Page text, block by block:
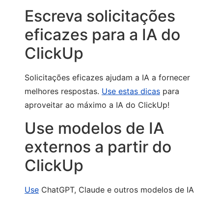
Escreva solicitações
eficazes para a IA do
ClickUp
Solicitações eficazes ajudam a IA a fornecer
melhores respostas. Use estas dicas para
aproveitar ao máximo a IA do ClickUp!
Use modelos de IA
externos a partir do
ClickUp
Use ChatGPT, Claude e outros modelos de IA